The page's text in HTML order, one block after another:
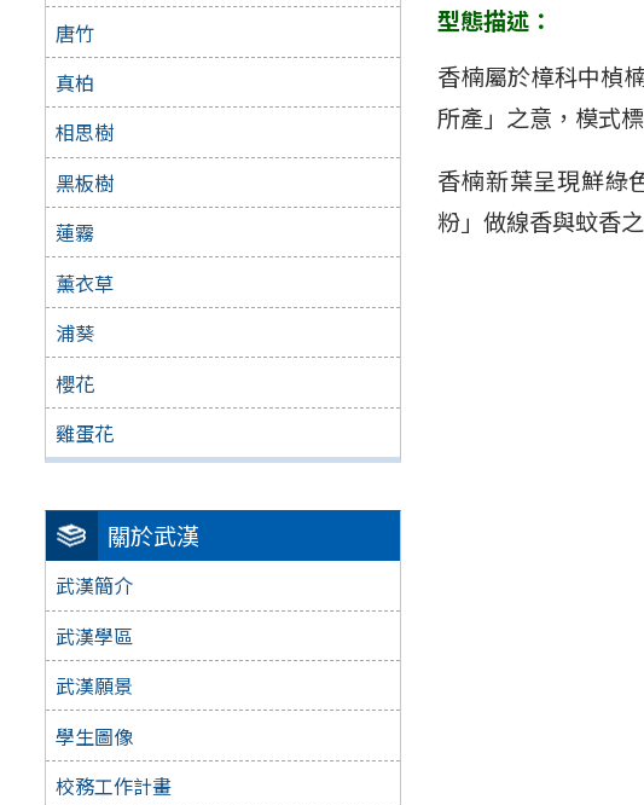
唐竹
真柏
相思樹
黑板樹
蓮霧
薰衣草
浦葵
櫻花
雞蛋花
關於武漢
武漢簡介
武漢學區
武漢願景
學生圖像
校務工作計畫
型態描述：
香楠屬於樟科中楨
所產」之意，模式
香楠新葉呈現鮮綠
粉」做線香與蚊香